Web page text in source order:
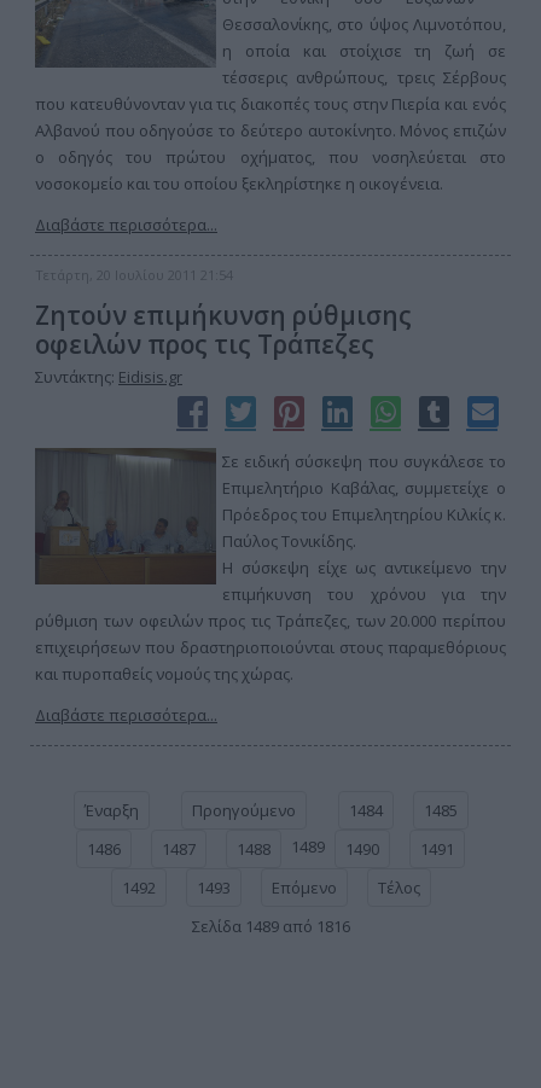
Θεσσαλονίκης, στο ύψος Λιμνοτόπου,
η οποία και στοίχισε τη ζωή σε
τέσσερις ανθρώπους, τρεις Σέρβους
που κατευθύνονταν για τις διακοπές τους στην Πιερία και ενός
Αλβανού που οδηγούσε το δεύτερο αυτοκίνητο. Μόνος επιζών
ο οδηγός του πρώτου οχήματος, που νοσηλεύεται στο
νοσοκομείο και του οποίου ξεκληρίστηκε η οικογένεια.
Διαβάστε περισσότερα...
Τετάρτη, 20 Ιουλίου 2011 21:54
Ζητούν επιμήκυνση ρύθμισης
οφειλών προς τις Τράπεζες
Συντάκτης: Eidisis.gr
Σε ειδική σύσκεψη που συγκάλεσε το
Επιμελητήριο Καβάλας, συμμετείχε ο
Πρόεδρος του Επιμελητηρίου Κιλκίς κ.
Παύλος Τονικίδης.
Η σύσκεψη είχε ως αντικείμενο την
επιμήκυνση του χρόνου για την
ρύθμιση των οφειλών προς τις Τράπεζες, των 20.000 περίπου
επιχειρήσεων που δραστηριοποιούνται στους παραμεθόριους
και πυροπαθείς νομούς της χώρας.
Διαβάστε περισσότερα...
Έναρξη Προηγούμενο 1484
1485
1486
1487 1488 1489 1490
1491
1492
1493 Επόμενο
Τέλος
Σελίδα 1489 από 1816